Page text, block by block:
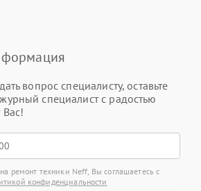
вопрос специалисту, оставьте
специалист с радостью
Вас!
ремонт техники Neff, Вы соглашаетесь с
конфиденциальности